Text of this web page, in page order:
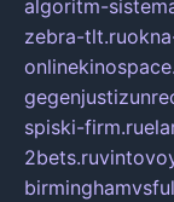
algoritm-
zebra-tlt.ru
spiski-firm.ru
2bets.ru